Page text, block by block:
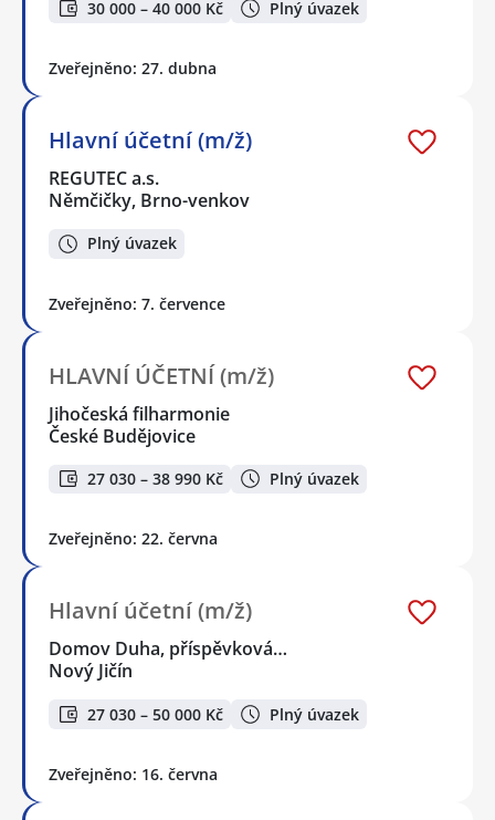
30 000 – 40 000 Kč Plný úvazek
Zveřejněno: 27. dubna
Hlavní účetní (m/ž)
REGUTEC a.s.
Němčičky, Brno-venkov
Plný úvazek
Zveřejněno: 7. července
HLAVNÍ ÚČETNÍ (m/ž)
Jihočeská filharmonie
České Budějovice
27 030 – 38 990 Kč Plný úvazek
Zveřejněno: 22. června
Hlavní účetní (m/ž)
Domov Duha, příspěvková…
Nový Jičín
27 030 – 50 000 Kč Plný úvazek
Zveřejněno: 16. června